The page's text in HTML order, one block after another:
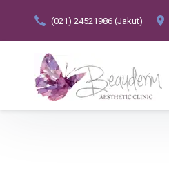
(021) 24521986 (Jakut)